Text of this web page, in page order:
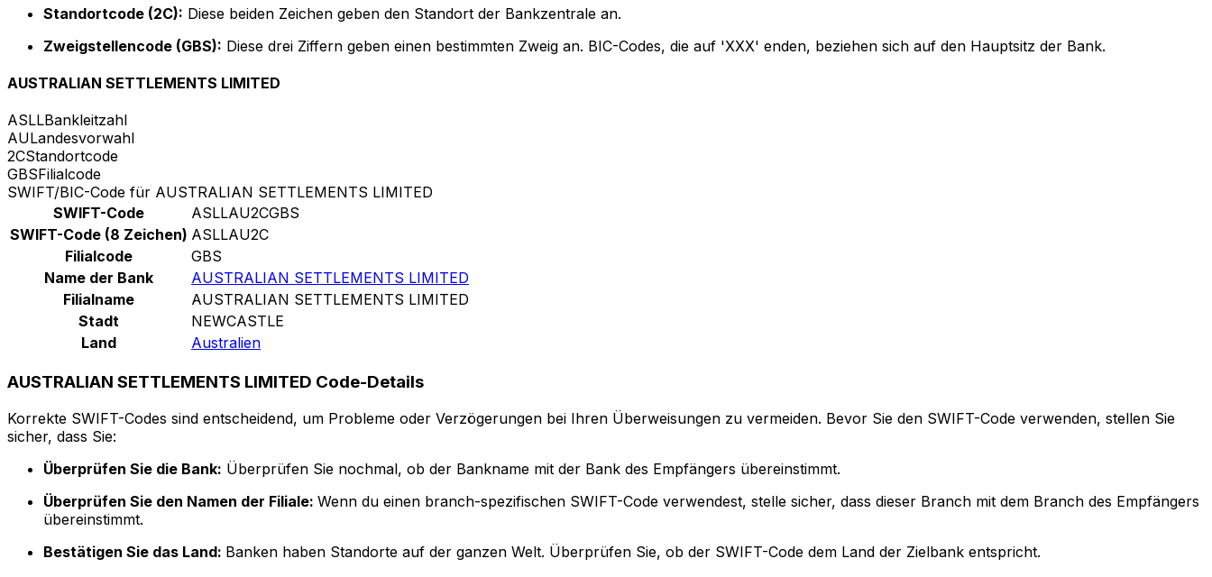
Standortcode (2C): Diese beiden Zeichen geben den Standort der Bankzentrale an.
Zweigstellencode (GBS): Diese drei Ziffern geben einen bestimmten Zweig an. BIC-Codes, die auf 'XXX' enden, beziehen sich auf den Hauptsitz der Bank.
AUSTRALIAN SETTLEMENTS LIMITED
ASLLBankleitzahl
AULandesvorwahl
2CStandortcode
GBSFilialcode
SWIFT/BIC-Code für AUSTRALIAN SETTLEMENTS LIMITED
SWIFT-Code
ASLLAU2CGBS
SWIFT-Code (8 Zeichen) ASLLAU2C
Filialcode
GBS
Name der Bank
AUSTRALIAN SETTLEMENTS LIMITED
Filialname
AUSTRALIAN SETTLEMENTS LIMITED
Stadt
NEWCASTLE
Land
Australien
AUSTRALIAN SETTLEMENTS LIMITED Code-Details
Korrekte SWIFT-Codes sind entscheidend, um Probleme oder Verzögerungen bei Ihren Überweisungen zu vermeiden. Bevor Sie den SWIFT-Code verwenden, stellen Sie
sicher, dass Sie:
Überprüfen Sie die Bank: Überprüfen Sie nochmal, ob der Bankname mit der Bank des Empfängers übereinstimmt.
Überprüfen Sie den Namen der Filiale: Wenn du einen branch-spezifischen SWIFT-Code verwendest, stelle sicher, dass dieser Branch mit dem Branch des Empfängers
übereinstimmt.
Bestätigen Sie das Land: Banken haben Standorte auf der ganzen Welt. Überprüfen Sie, ob der SWIFT-Code dem Land der Zielbank entspricht.